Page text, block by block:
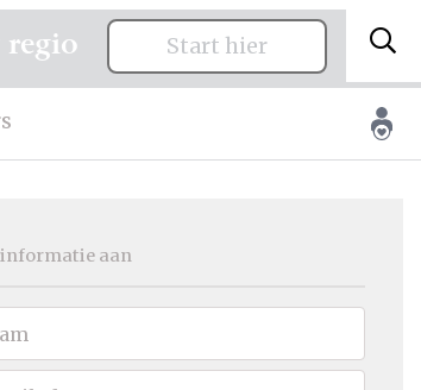
regio Start hier
aan